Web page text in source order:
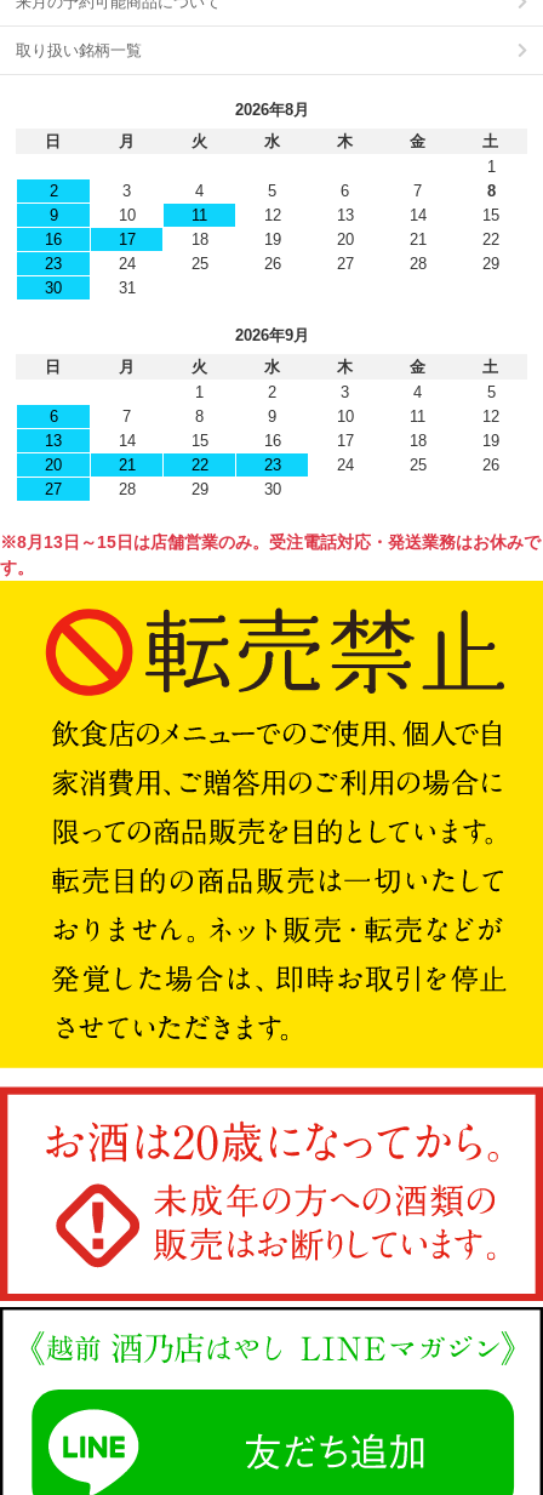
取り扱い銘柄一覧
2026年8月
日
月 火 水 木 金
土
1
2
3 4 5 6 7
8
9
10 11 12 13 14
15
16
17 18 19 20 21
22
23
24 25 26 27 28
29
30
31
2026年9月
日
月 火 水 木 金
土
1
2 3 4
5
6
7 8 9 10 11
12
13
14 15 16 17 18
19
20
21 22 23 24 25
26
27
28 29 30
※8月13日～15日は店舗営業のみ。受注電話対応・発送業務はお休みで
す。